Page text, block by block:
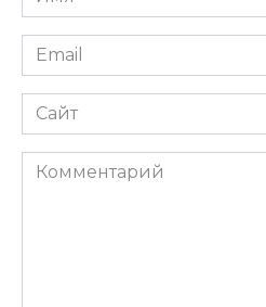
*
Email
*
Сайт
Комментарий